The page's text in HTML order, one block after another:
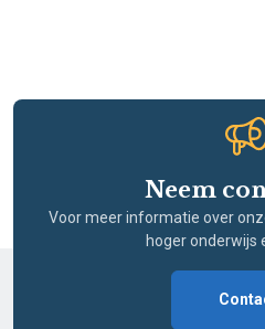
Neem
Voor meer informatie over
hoger onderwijs